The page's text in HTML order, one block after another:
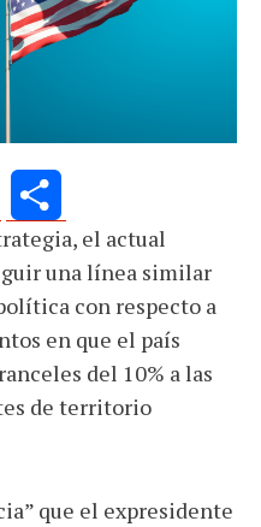
Share
el actual
una línea similar
con respecto a
en que el país
del 10% a las
de territorio
que el expresidente